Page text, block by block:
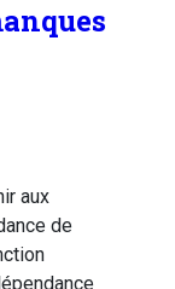
aux
de